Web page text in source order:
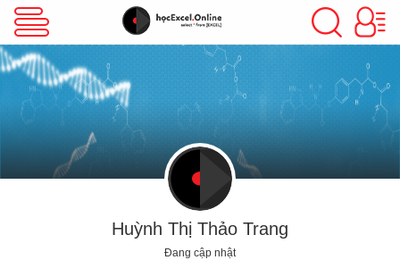
VBA Excel
Excel Cơ Bản
Excel Nâng Cao
Huỳnh Thị Thảo Trang
Đang cập nhật